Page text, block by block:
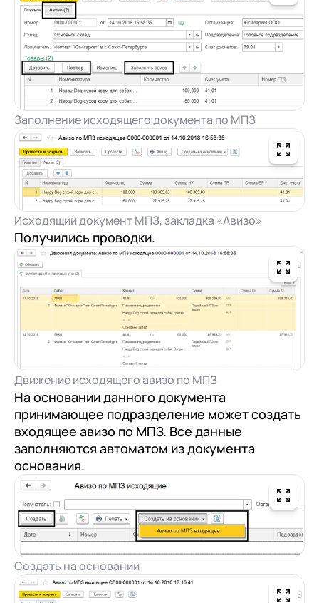
Заполнение исходящего документа по МПЗ
Исходящий документ МПЗ, закладка «Авизо»
Получились проводки.
Движение исходящего авизо по МПЗ
На основании данного документа
принимающее подразделение может создать
входящее авизо по МПЗ. Все данные
заполняются автоматом из документа
основания.
Создать на основании